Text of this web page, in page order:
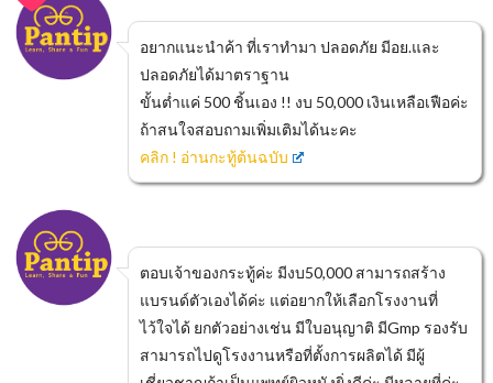
อยากแนะนำค้า ที่เราทำมา ปลอดภัย มีอย.และ
ปลอดภัยได้มาตราฐาน
ขั้นต่ำแค่ 500 ชิ้นเอง !! งบ 50,000 เงินเหลือเฟือค่ะ
ถ้าสนใจสอบถามเพิ่มเติมได้นะคะ
คลิก ! อ่านกะทู้ต้นฉบับ
ตอบเจ้าของกระทู้ค่ะ มีงบ50,000 สามารถสร้าง
แบรนด์ตัวเองได้ค่ะ แต่อยากให้เลือกโรงงานที่
ไว้ใจได้ ยกตัวอย่างเช่น มีใบอนุญาติ มีGmp รองรับ
สามารถไปดูโรงงานหรือที่ตั้งการผลิตได้ มีผู้